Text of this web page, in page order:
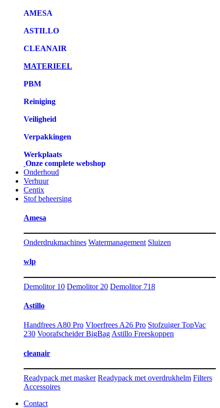
AMESA
ASTILLO
CLEANAIR
MATERIEEL
PBM
Reiniging
Veiligheid
Verpakkingen
Werkplaats
Onze complete webshop
Onderhoud
Verhuur
Centix
Stof beheersing
Amesa
Onderdrukmachines Watermanagement Sluizen
wlp
Demolitor 10 Demolitor 20 Demolitor 718
Astillo
Handfrees A80 Pro Vloerfrees A26 Pro Stofzuiger TopVac
230 Voorafscheider BigBag Astillo Freeskoppen
cleanair
Readypack met masker Readypack met overdrukhelm Filters
Accessoires
Contact